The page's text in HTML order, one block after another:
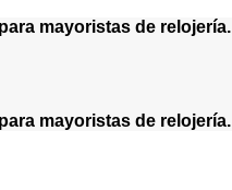
mayoristas de relojería.
mayoristas de relojería.